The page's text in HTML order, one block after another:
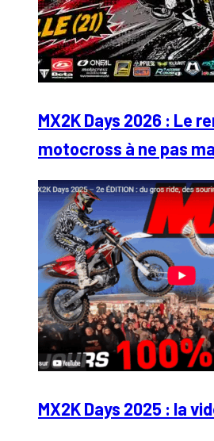
MX2K Days 2026 : Le
motocross à ne pas
MX2K Days 2025 : la